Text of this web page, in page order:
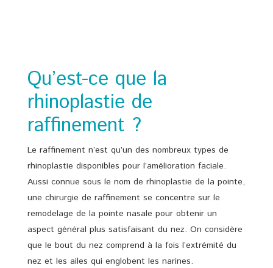
Qu’est-ce que la
rhinoplastie de
raffinement ?
Le raffinement n’est qu’un des nombreux types de
rhinoplastie disponibles pour l’amélioration faciale.
Aussi connue sous le nom de rhinoplastie de la pointe,
une chirurgie de raffinement se concentre sur le
remodelage de la pointe nasale pour obtenir un
aspect général plus satisfaisant du nez. On considère
que le bout du nez comprend à la fois l’extrémité du
nez et les ailes qui englobent les narines.